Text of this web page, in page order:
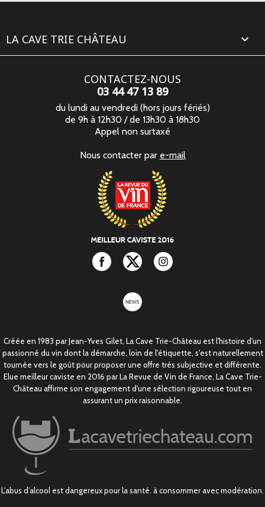
LA CAVE TRIE CHÂTEAU 
CONTACTEZ-NOUS
03 44 47 13 89
du lundi au vendredi (hors jours fériés)
de 9h à 12h30 / de 13h30 à 18h30
Appel non surtaxé
Nous contacter par e-mail
Facebook Twitter
Créée en 1983 par Jean-Yves Gilet, La Cave Trie-Château est l'histoire d'un
passionné du vin dont la démarche, loin de l'étiquette, s'est naturellement
tournée vers le goût pour proposer une offre très subjective et différente.
Elue meilleur caviste en 2016 par La Revue de Vin de France, La Cave Trie-
Château affirme son engagement d'une sélection rigoureuse tout en
assurant un prix raisonnable.
L’abus d’alcool est dangereux pour la santé. à consommer avec modération.